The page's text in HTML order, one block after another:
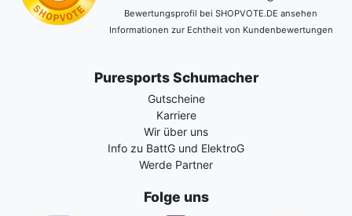
Bewertungsprofil bei SHOPVOTE.DE ansehen
Informationen zur Echtheit von Kundenbewertungen
Puresports Schumacher
Gutscheine
Karriere
Wir über uns
Info zu BattG und ElektroG
Werde Partner
Folge uns